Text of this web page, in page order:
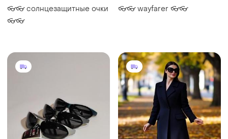
👓👓 солнцезащитные очки
👓👓
👓👓 wayfarer 👓👓